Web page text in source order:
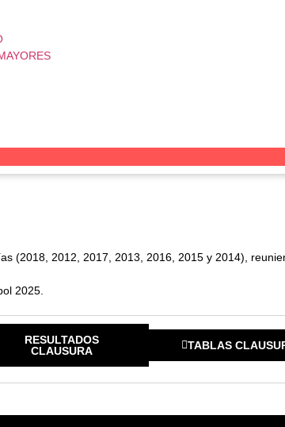
(2018, 2012, 2017, 2013, 2016, 2015 y 2014),
2025.
RESULTADOS
CLAUSURA
TABLAS